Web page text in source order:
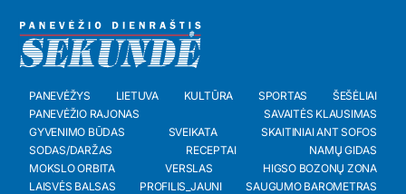
PANEVĖŽYS LIETUVA KULTŪRA SPORTAS
ŠEŠĖLIAI
PANEVĖŽIO RAJONAS
SAVAITĖS KLAUSIMAS
GYVENIMO BŪDAS
SVEIKATA
SKAITINIAI ANT SOFOS
SODAS/DARŽAS
RECEPTAI
NAMŲ GIDAS
MOKSLO ORBITA
VERSLAS
HIGSO BOZONŲ ZONA
LAISVĖS BALSAS
PROFILIS_JAUNI
SAUGUMO BAROMETRAS